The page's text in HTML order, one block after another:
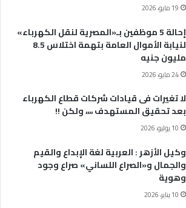
19 مايو، 2026
إحالة 5 موظفين بـ«المصرية لنقل الكهرباء»
لنيابة الأموال العامة بتهمة اختلاس 8.5
مليون جنيه
24 مايو، 2026
لا تغيرات فى قيادات شركات قطاع الكهرباء
بعد تحقيق المستهدف ،،،، ولكن !!
10 يوليو، 2026
وكيل الأزهر : العربية لغة الإبداع والقيم
والجمال و«الصراع اللساني» صراع وجود
وهوية
10 يناير، 2026